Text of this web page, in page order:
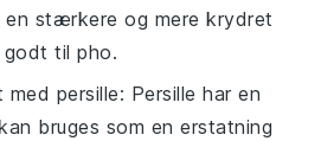
en stærkere og mere krydret
godt til pho.
med persille: Persille har en
bruges som en erstatning